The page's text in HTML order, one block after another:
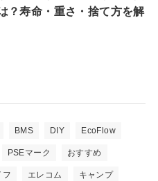
？寿命・重さ・捨て方を解
BMS DIY EcoFlow
PSEマーク おすすめ
フ エレコム キャンプ